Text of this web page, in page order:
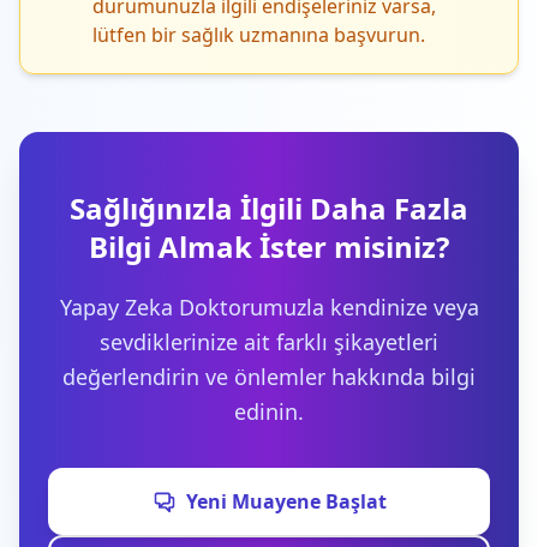
durumunuzla ilgili endişeleriniz varsa,
lütfen bir sağlık uzmanına başvurun.
Sağlığınızla İlgili Daha Fazla
Bilgi Almak İster misiniz?
Yapay Zeka Doktorumuzla kendinize veya
sevdiklerinize ait farklı şikayetleri
değerlendirin ve önlemler hakkında bilgi
edinin.
Yeni Muayene Başlat